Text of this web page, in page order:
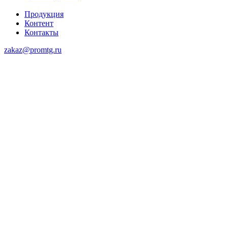
Продукция
Контент
Контакты
zakaz@promtg.ru